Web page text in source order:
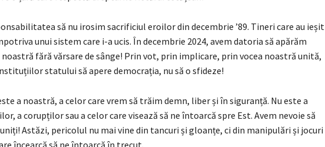
să nu irosim sacrificiul eroilor din decembrie ’89. Tineri care au ieșit
unui sistem care i-a ucis. În decembrie 2024, avem datoria să apărăm
fără vărsare de sânge! Prin vot, prin implicare, prin vocea noastră unită,
statului să apere democrația, nu să o sfideze!
a noastră, a celor care vrem să trăim demn, liber și în siguranță. Nu este a
a corupților sau a celor care visează să ne întoarcă spre Est. Avem nevoie să
Astăzi, pericolul nu mai vine din tancuri și gloanțe, ci din manipulări și jocuri